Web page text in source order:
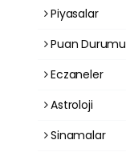
Piyasalar
Puan Durumu
Eczaneler
Astroloji
Sinamalar